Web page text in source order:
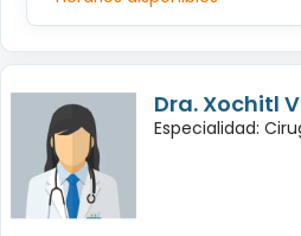
Dra. Xochitl
Especialidad: